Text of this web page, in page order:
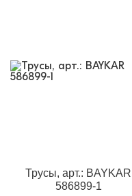
Трусы, арт.: BAYKAR
586899-1